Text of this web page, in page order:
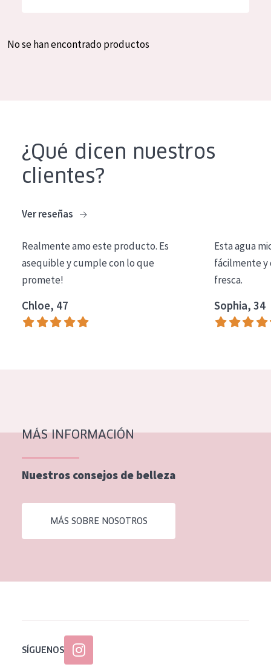
Crema de día
Crema de noche
Limpieza
COLECCIÓN
Essentials
Lift+
Piel normal y seca
Piel mixata o grasa
Piel madura
Piel expuesta al sol
Piel menopáusica
Todas las edades
Spanish
No se han encontrado productos
¿Qué dicen nuestros
clientes?
Ver reseñas
Realmente amo este producto. Es
asequible y cumple con lo que
promete!
Chloe, 47
Esta agua
fácilmente y
fresca.
Sophia, 34
MÁS INFORMACIÓN
Nuestros consejos de belleza
MÁS SOBRE NOSOTROS
SÍGUENOS